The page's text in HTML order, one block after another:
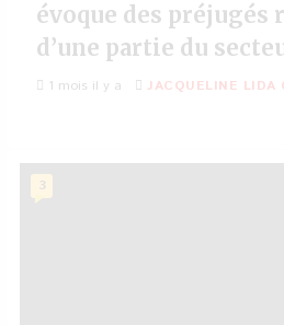
évoque des préjugés
d’une partie du
1 mois il y a JACQUELINE LIDA
3